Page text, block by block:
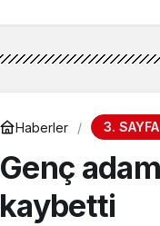
Haberler 3. SAYFA
Genç
kaybetti